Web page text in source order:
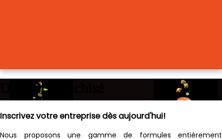
Devenir franchisé
Inscrivez votre entreprise dès aujourd'hui!
Nous proposons une gamme de formules entièrement